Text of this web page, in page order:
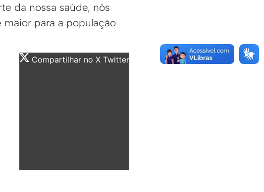
da nossa saúde, nós
para a população
Compartilhar no X Twitter